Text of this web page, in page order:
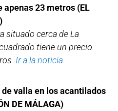
apenas 23 metros (EL
situado cerca de La
tiene un precio
Ir a la noticia
valla en los acantilados
DE MÁLAGA)